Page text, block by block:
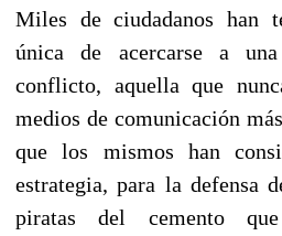
Miles de ciudadanos han
única de acercarse a
conflicto, aquella que
medios de comunicación
que los mismos han
estrategia, para la defensa
piratas del cemento